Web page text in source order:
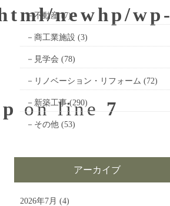
newhp/wp-
on line7
不動産 (7)
商工業施設 (3)
見学会 (78)
リノベーション・リフォーム (72)
新築工事(290)
その他(53)
アーカイブ
2026年7月 (4)